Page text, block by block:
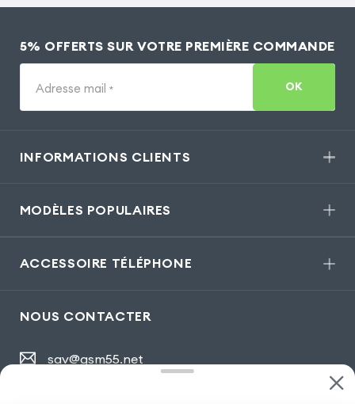
5% OFFERTS SUR VOTRE PREMIÈRE COMMANDE
Adresse mail * OK
INFORMATIONS CLIENTS
MODÈLES POPULAIRES
ACCESSOIRE TÉLÉPHONE
NOUS CONTACTER
sav@gsm55.net